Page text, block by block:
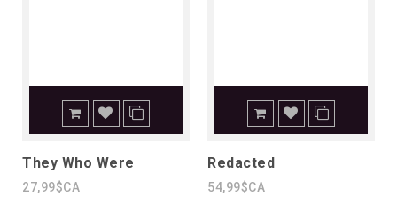
They Who Were
27,99$CA
Redacted
54,99$CA